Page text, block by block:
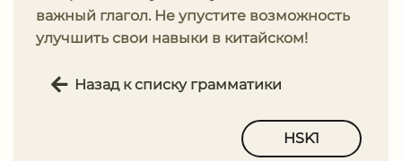
важный глагол. Не упустите возможность
улучшить свои навыки в китайском!
Назад к списку грамматики
HSK1